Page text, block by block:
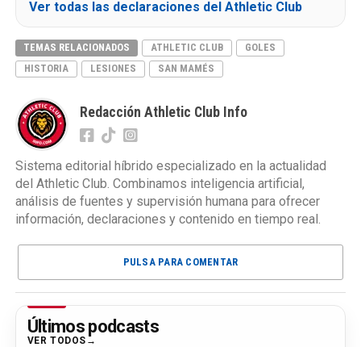
Ver todas las declaraciones del Athletic Club
TEMAS RELACIONADOS ATHLETIC CLUB
GOLES
HISTORIA
LESIONES SAN MAMÉS
Redacción Athletic Club Info
Sistema editorial híbrido especializado en la actualidad
del Athletic Club. Combinamos inteligencia artificial,
análisis de fuentes y supervisión humana para ofrecer
información, declaraciones y contenido en tiempo real.
PULSA PARA COMENTAR
Últimos podcasts
VER TODOS